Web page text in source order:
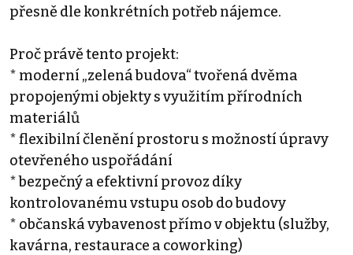
přesně dle konkrétních potřeb nájemce.
Proč právě tento projekt:
* moderní „zelená budova“ tvořená dvěma
propojenými objekty s využitím přírodních
materiálů
* flexibilní členění prostoru s možností úpravy
otevřeného uspořádání
* bezpečný a efektivní provoz díky
kontrolovanému vstupu osob do budovy
* občanská vybavenost přímo v objektu (služby,
kavárna, restaurace a coworking)